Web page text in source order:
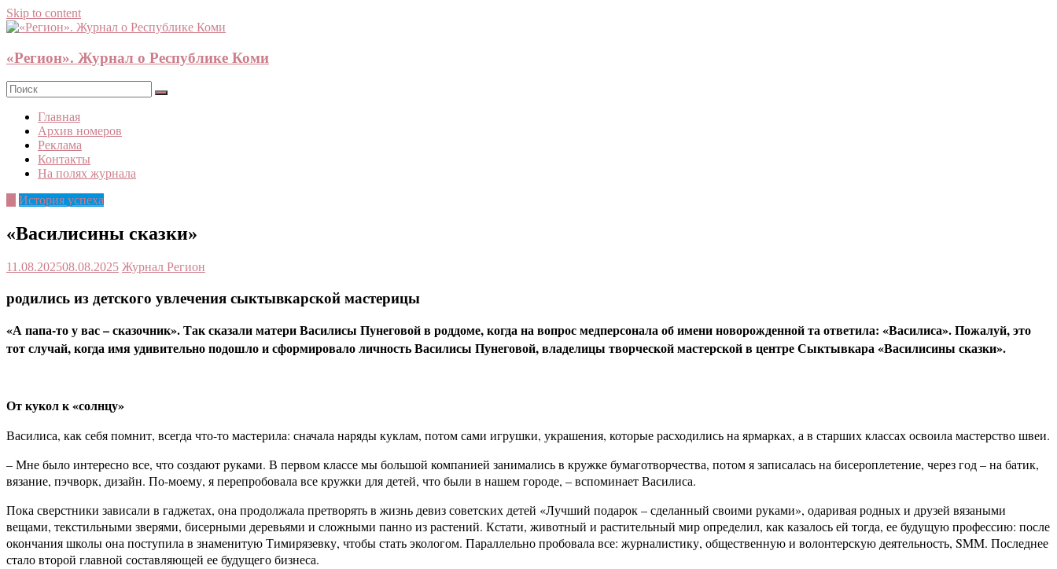
Skip to content
«Регион». Журнал о Республике Коми
Главная
Архив номеров
Реклама
Контакты
На полях журнала
История успеха
«Василисины сказки»
11.08.202508.08.2025 Журнал Регион
родились из детского увлечения сыктывкарской мастерицы
«А папа-то у вас – сказочник». Так сказали матери Василисы Пунеговой в роддоме, когда на вопрос медперсонала об имени новорожденной та ответила: «Василиса». Пожалуй, это
тот случай, когда имя удивительно подошло и сформировало личность Василисы Пунеговой, владелицы творческой мастерской в центре Сыктывкара «Василисины сказки».
От кукол к «солнцу»
Василиса, как себя помнит, всегда что-то мастерила: сначала наряды куклам, потом сами игрушки, украшения, которые расходились на ярмарках, а в старших классах освоила мастерство швеи.
– Мне было интересно все, что создают руками. В первом классе мы большой компанией занимались в кружке бумаготворчества, потом я записалась на бисероплетение, через год – на батик,
вязание, пэчворк, дизайн. По-моему, я перепробовала все кружки для детей, что были в нашем городе, – вспоминает Василиса.
Пока сверстники зависали в гаджетах, она продолжала претворять в жизнь девиз советских детей «Лучший подарок – сделанный своими руками», одаривая родных и друзей вязаными
вещами, текстильными зверями, бисерными деревьями и сложными панно из растений. Кстати, животный и растительный мир определил, как казалось ей тогда, ее будущую профессию: после
окончания школы она поступила в знаменитую Тимирязевку, чтобы стать экологом. Параллельно пробовала все: журналистику, общественную и волонтерскую деятельность, SMM. Последнее
стало второй главной составляющей ее будущего бизнеса.